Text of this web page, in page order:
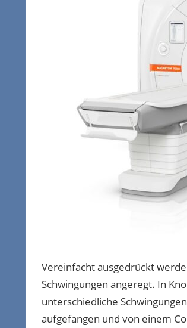
Vereinfacht ausgedrückt
Schwingungen angeregt. In
unterschiedliche
aufgefangen und von einem